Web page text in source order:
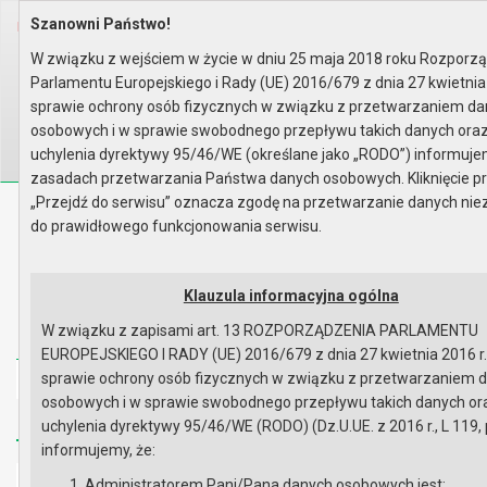
Home Organy Rada Miejska
Posiedzenie z dnia 04.02.2014
lista obecności
Wyszukaj na stronie:
AAA
Biuletyn Informacji Publicznej
Urząd Miasta i Gminy w Gryfinie
Strona główna Mapa serwisu Aktualności
Redakcja Instrukcja korzystania Dostępność
Strona główna
Szanowni Państwo!
W związku z wejściem w życie w dniu 25 maja 2018 roku
Parlamentu Europejskiego i Rady (UE) 2016/679 z dnia 27
sprawie ochrony osób fizycznych w związku z przetwarzaniem
osobowych i w sprawie swobodnego przepływu takich danych
uchylenia dyrektywy 95/46/WE (określane jako „RODO”)
zasadach przetwarzania Państwa danych osobowych. Kliknięcie
„Przejdź do serwisu” oznacza zgodę na przetwarzanie danych
do prawidłowego funkcjonowania serwisu.
Klauzula informacyjna ogólna
W związku z zapisami art. 13 ROZPORZĄDZENIA PARLAMENTU
EUROPEJSKIEGO I RADY (UE) 2016/679 z dnia 27 kwietnia 2016
sprawie ochrony osób fizycznych w związku z przetwarzaniem
osobowych i w sprawie swobodnego przepływu takich danych
uchylenia dyrektywy 95/46/WE (RODO) (Dz.U.UE. z 2016 r., L 119,
informujemy, że: